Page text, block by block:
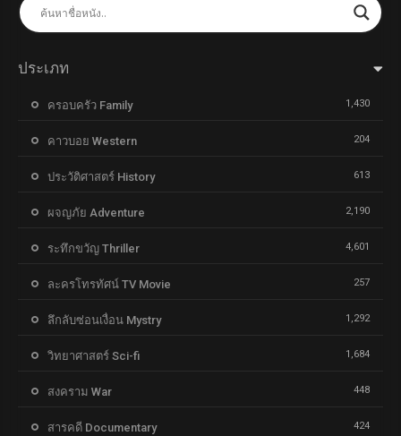
ประเภท
ครอบครัว Family 1,430
คาวบอย Western 204
ประวัติศาสตร์ History 613
ผจญภัย Adventure 2,190
ระทึกขวัญ Thriller 4,601
ละครโทรทัศน์ TV Movie 257
ลึกลับซ่อนเงื่อน Mystry 1,292
วิทยาศาสตร์ Sci-fi 1,684
สงคราม War 448
สารคดี Documentary 424